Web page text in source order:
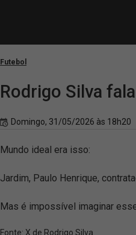
Futebol
Rodrigo Silva
Domingo, 31/05/2026 às 18h20
Mundo ideal era isso:
Jardim, Paulo Henrique,
Mas é impossível imaginar
Fonte: X de Rodrigo Silva